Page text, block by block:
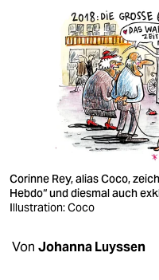
wahrheit
veranstaltungen
Corinne Rey, alias Coco,
Hebdo“ und diesmal auch
Illustration: Coco
Von Johanna Luyssen